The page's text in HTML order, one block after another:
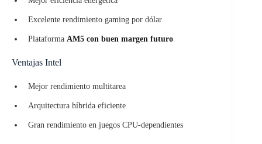
Excelente rendimiento gaming por dólar
Plataforma AM5 con buen margen futuro
Ventajas Intel
Mejor rendimiento multitarea
Arquitectura híbrida eficiente
Gran rendimiento en juegos CPU-dependientes